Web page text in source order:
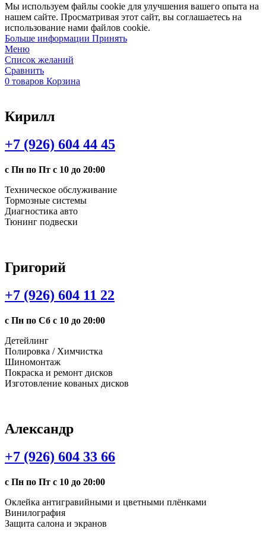
Мы используем файлы cookie для улучшения вашего опыта на
нашем сайте. Просматривая этот сайт, вы соглашаетесь на
использование нами файлов cookie.
Больше информации Больше
Принять
Меню
Список желаний
Сравнить
0 товаров Корзина
Кирилл
+7 (926) 604 44 45
с Пн по Пт с 10 до 20:00
Техническое обслуживание
Тормозные системы
Диагностика авто
Тюнинг подвески
Григорий
+7 (926) 604 11 22
с Пн по Сб с 10 до 20:00
Детейлинг
Полировка / Химчистка
Шиномонтаж
Покраска и ремонт дисков
Изготовление кованых дисков
Александр
+7 (926) 604 33 66
с Пн по Пт с 10 до 20:00
Оклейка антигравийными и цветными плёнками
Винилография
Защита салона и экранов